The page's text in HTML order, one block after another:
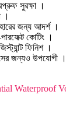
সুরক্ষা ।
।
জন্য আদর্শ ।
কোটিং ।
ফিনিশ ।
জন্যও উপযোগী ।
Waterproof